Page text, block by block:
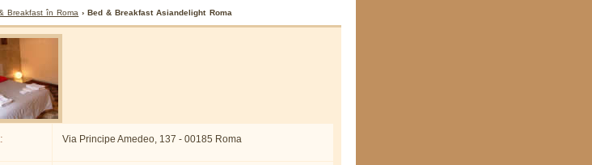
Breakfast în Roma › Bed & Breakfast Asiandelight Roma
Via Principe Amedeo, 137 - 00185 Roma